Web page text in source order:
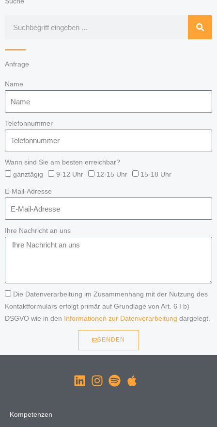
Anfrage
Name
Telefonnummer
Wann sind Sie am besten erreichbar?
ganztägig
9-12 Uhr 12-15 Uhr 15-18 Uhr
E-Mail-Adresse
Ihre Nachricht an uns
Die Datenverarbeitung im Zusammenhang mit der Nutzung des
Kontaktformulars erfolgt primär auf Grundlage von Art. 6 I b)
DSGVO wie in den
Informationen zur Datenverarbeitung dargelegt.
SENDEN
Kompetenzen